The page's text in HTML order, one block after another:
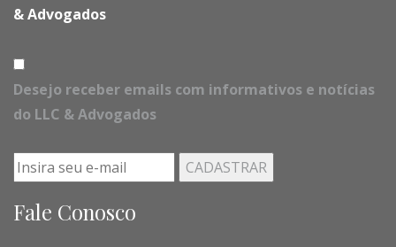
& Advogados
Desejo receber emails com informativos e notícias
do LLC & Advogados
Fale Conosco